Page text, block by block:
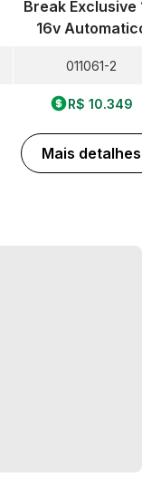
Break Exclusive
16v
011061-2
R$ 10.349
Mais detalhes